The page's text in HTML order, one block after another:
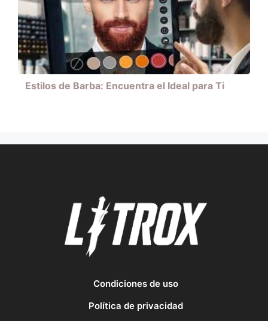
Estilos de Barba: Encuentra el Ideal para Ti
Condiciones de uso
Política de privacidad